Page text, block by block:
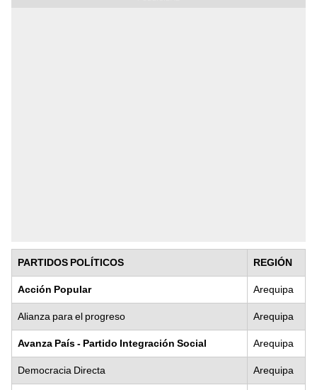
PARTIDOS POLÍTICOS REGIÓN
Acción Popular Arequipa
Alianza para el progreso Arequipa
Avanza País - Partido Integración Social Arequipa
Democracia Directa Arequipa